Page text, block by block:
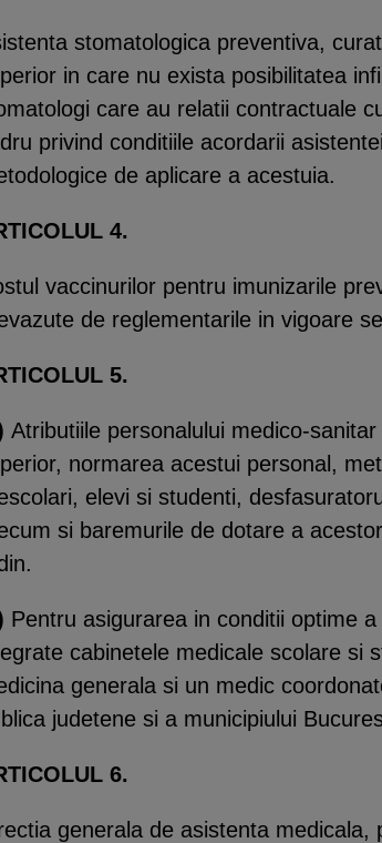
stomatologica preventiva,
in care nu exista posibilitatea
care au relatii contractuale
privind conditiile acordarii
de aplicare a acestuia.
4.
vaccinurilor pentru imunizarile
de reglementarile in vigoare
5.
Atributiile personalului medico-
normarea acestui personal,
elevi si studenti,
si baremurile de dotare a
Pentru asigurarea in conditii optime
cabinetele medicale scolare si
generala si un medic
judetene si a municipiului
6.
generala de asistenta